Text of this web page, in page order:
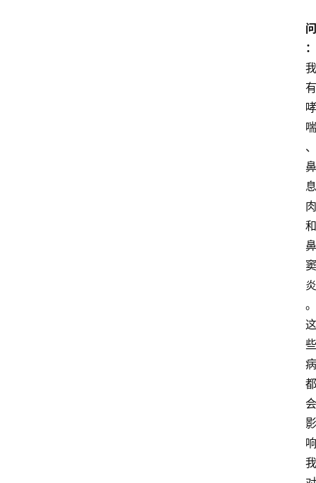
问
：
我
有
哮
喘
、
鼻
息
肉
和
鼻
窦
炎
。
这
些
病
都
会
影
响
我